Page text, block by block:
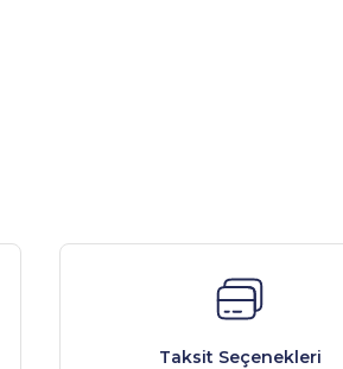
Taksit Seçenekleri